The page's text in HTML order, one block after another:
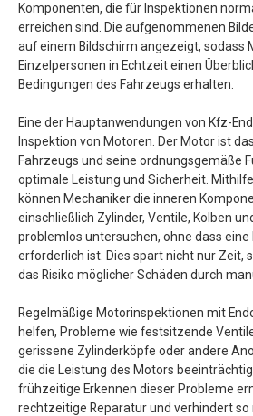
Komponenten, die für Inspektionen
erreichen sind. Die aufgenommenen
auf einem Bildschirm angezeigt, sodass
Einzelpersonen in Echtzeit einen
Bedingungen des Fahrzeugs erhalten.
Eine der Hauptanwendungen von Kfz-
Inspektion von Motoren. Der Motor ist
Fahrzeugs und seine ordnungsgemäße
optimale Leistung und Sicherheit.
können Mechaniker die inneren
einschließlich Zylinder, Ventile, Kolben
problemlos untersuchen, ohne dass
erforderlich ist. Dies spart nicht nur Zeit,
das Risiko möglicher Schäden durch
Regelmäßige Motorinspektionen mit
helfen, Probleme wie festsitzende
gerissene Zylinderköpfe oder andere
die die Leistung des Motors
frühzeitige Erkennen dieser Probleme
rechtzeitige Reparatur und verhindert